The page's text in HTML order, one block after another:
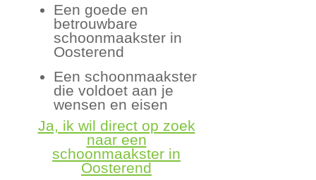
Een goede en
betrouwbare
schoonmaakster in
Oosterend
Een schoonmaakster
die voldoet aan je
wensen en eisen
Ja, ik wil direct op zoek
naar een
schoonmaakster in
Oosterend